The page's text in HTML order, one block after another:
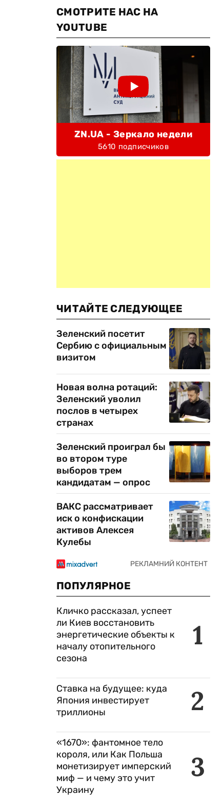
СМОТРИТЕ НАС НА
YOUTUBE
ZN.UA - Зеркало недели
5610 подписчиков
ЧИТАЙТЕ СЛЕДУЮЩЕЕ
Зеленский посетит
Сербию с официальным
визитом
Новая волна ротаций:
Зеленский уволил
послов в четырех
странах
Зеленский проиграл бы
во втором туре
выборов трем
кандидатам — опрос
ВАКС рассматривает
иск о конфискации
активов Алексея
Кулебы
ПОПУЛЯРНОЕ
1
Кличко рассказал, успеет
ли Киев восстановить
энергетические объекты к
началу отопительного
сезона
2
Ставка на будущее: куда
Япония инвестирует
триллионы
3
«1670»: фантомное тело
короля, или Как Польша
монетизирует имперский
миф — и чему это учит
Украину